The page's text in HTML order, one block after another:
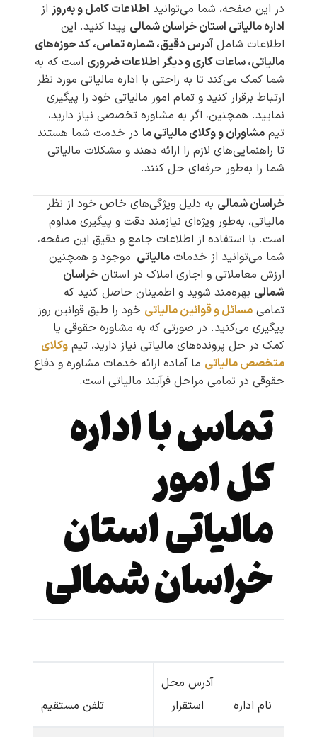
در این صفحه، شما می‌توانید اطلاعات کامل و به‌روز از
اداره مالیاتی استان خراسان شمالی پیدا کنید. این
اطلاعات شامل آدرس دقیق، شماره تماس، کد حوزه‌های
مالیاتی، ساعات کاری و دیگر اطلاعات ضروری است که به
شما کمک می‌کند تا به راحتی با اداره مالیاتی مورد نظر
ارتباط برقرار کنید و تمام امور مالیاتی خود را پیگیری
نمایید. همچنین، اگر به مشاوره تخصصی نیاز دارید،
تیم مشاوران و وکلای مالیاتی ما در خدمت شما هستند
تا راهنمایی‌های لازم را ارائه دهند و مشکلات مالیاتی
شما را به‌طور حرفه‌ای حل کنند.
خراسان شمالی به دلیل ویژگی‌های خاص خود از نظر
مالیاتی، به‌طور ویژه‌ای نیازمند دقت و پیگیری مداوم
است. با استفاده از اطلاعات جامع و دقیق این صفحه،
شما می‌توانید از خدمات مالیاتی موجود و همچنین
ارزش معاملاتی و اجاری املاک در استان خراسان
شمالی بهره‌مند شوید و اطمینان حاصل کنید که
تمامی مسائل و قوانین مالیاتی خود را طبق قوانین روز
پیگیری می‌کنید. در صورتی که به مشاوره حقوقی یا
کمک در حل پرونده‌های مالیاتی نیاز دارید، تیم وکلای
متخصص مالیاتی ما آماده ارائه خدمات مشاوره و دفاع
حقوقی در تمامی مراحل فرآیند مالیاتی است.
تماس با اداره
کل امور
مالیاتی استان
خراسان شمالی
نام اداره
آدرس محل
استقرار
تلفن مستقیم